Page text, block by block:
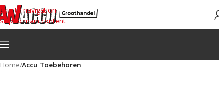
Skip to navigation
Skip to main content
Home/Accu Toebehoren